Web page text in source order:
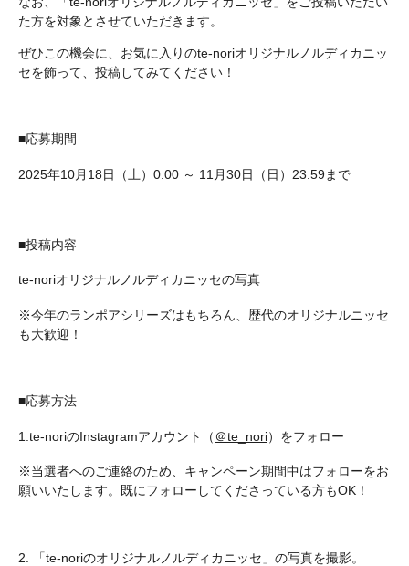
た方を対象とさせていただきます。
ぜひこの機会に、お気に入りのte-noriオリジナルノルディカニッ
セを飾って、投稿してみてください！
■応募期間
2025年10月18日（土）0:00 ～ 11月30日（日）23:59まで
■投稿内容
te-noriオリジナルノルディカニッセの写真
※今年のランポアシリーズはもちろん、歴代のオリジナルニッセ
も大歓迎！
■応募方法
1.te-noriのInstagramアカウント（ ＠te_nori）をフォロー
※当選者へのご連絡のため、キャンペーン期間中はフォローをお
願いいたします。既にフォローしてくださっている方もOK！
2. 「te-noriのオリジナルノルディカニッセ」の写真を撮影。